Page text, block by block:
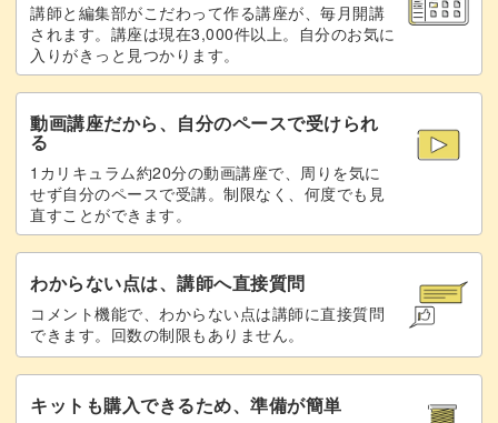
長持ちするおすすめの置き場所やお世話の方法もお教えし
ています。
コンパクトなサイズ感で場所を取らず、モダンなデザイン
はどんな空間にも調和しますよ。
忙しい毎日の中でもさくっとできるサボテンの寄せ植え。
小さなグリーンのある暮らしを、この講座から始めてみま
講師と編集部がこだわって作る講座が、毎月開講
されます。講座は現在3,000件以上。自分のお気に
入りがきっと見つかります。
動画講座だから、自分のペースで受けられ
る
1カリキュラム約20分の動画講座で、周りを気に
せず自分のペースで受講。制限なく、何度でも見
直すことができます。
わからない点は、講師へ直接質問
コメント機能で、わからない点は講師に直接質問
できます。回数の制限もありません。
キットも購入できるため、準備が簡単